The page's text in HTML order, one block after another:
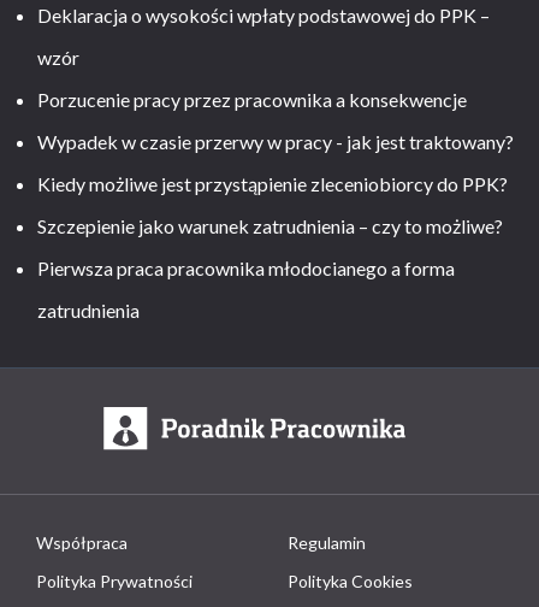
Deklaracja o wysokości wpłaty podstawowej do PPK –
wzór
Porzucenie pracy przez pracownika a konsekwencje
Wypadek w czasie przerwy w pracy - jak jest traktowany?
Kiedy możliwe jest przystąpienie zleceniobiorcy do PPK?
Szczepienie jako warunek zatrudnienia – czy to możliwe?
Pierwsza praca pracownika młodocianego a forma
zatrudnienia
Współpraca
Regulamin
Polityka Prywatności
Polityka Cookies